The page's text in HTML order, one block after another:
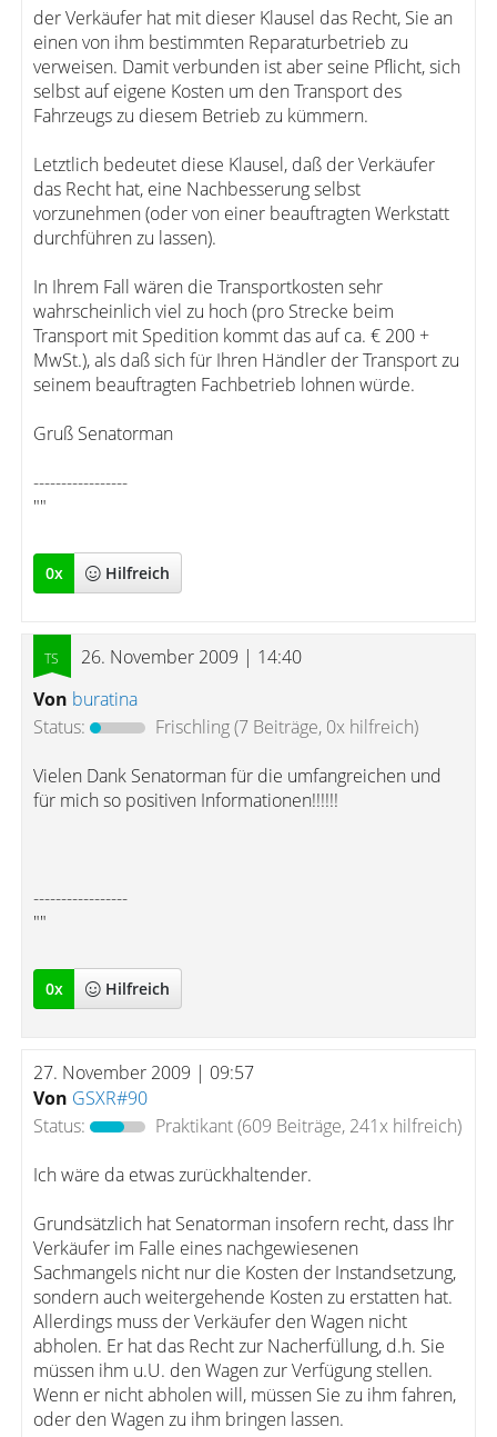
der Verkäufer hat mit dieser Klausel das Recht, Sie an
einen von ihm bestimmten Reparaturbetrieb zu
verweisen. Damit verbunden ist aber seine Pflicht, sich
selbst auf eigene Kosten um den Transport des
Fahrzeugs zu diesem Betrieb zu kümmern.
Letztlich bedeutet diese Klausel, daß der Verkäufer
das Recht hat, eine Nachbesserung selbst
vorzunehmen (oder von einer beauftragten Werkstatt
durchführen zu lassen).
In Ihrem Fall wären die Transportkosten sehr
wahrscheinlich viel zu hoch (pro Strecke beim
Transport mit Spedition kommt das auf ca. € 200 +
MwSt.), als daß sich für Ihren Händler der Transport zu
seinem beauftragten Fachbetrieb lohnen würde.
Gruß Senatorman
-----------------
""
0x Hilfreich
26. November 2009 | 14:40
Von buratina
Status:
Frischling(7 Beiträge, 0x hilfreich)
Vielen Dank Senatorman für die umfangreichen und
für mich so positiven Informationen!!!!!!
-----------------
""
0x Hilfreich
27. November 2009 | 09:57
Von GSXR#90
Status:
Praktikant(609 Beiträge, 241x hilfreich)
Ich wäre da etwas zurückhaltender.
Grundsätzlich hat Senatorman insofern recht, dass Ihr
Verkäufer im Falle eines nachgewiesenen
Sachmangels nicht nur die Kosten der Instandsetzung,
sondern auch weitergehende Kosten zu erstatten hat.
Allerdings muss der Verkäufer den Wagen nicht
abholen. Er hat das Recht zur Nacherfüllung, d.h. Sie
müssen ihm u.U. den Wagen zur Verfügung stellen.
Wenn er nicht abholen will, müssen Sie zu ihm fahren,
oder den Wagen zu ihm bringen lassen.